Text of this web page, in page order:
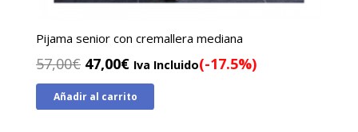
Pijama senior con cremallera mediana
57,00€ El
precio
original
47,00€El
precio
actual
Iva Incluido(-17.5%)
Añadir al carrito